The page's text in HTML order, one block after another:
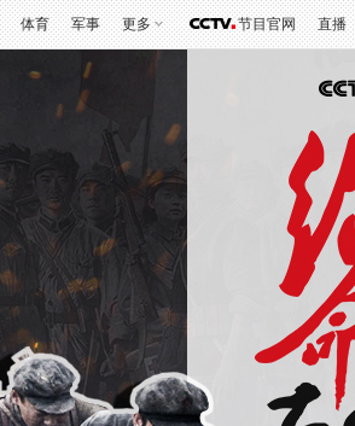
体育 军事 更多 节目官网 直播